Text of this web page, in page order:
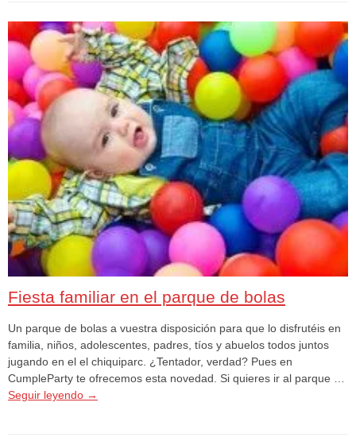
Fiesta familiar en el parque de bolas
Un parque de bolas a vuestra disposición para que lo disfrutéis en
familia, niños, adolescentes, padres, tíos y abuelos todos juntos
jugando en el el chiquiparc. ¿Tentador, verdad? Pues en
CumpleParty te ofrecemos esta novedad. Si quieres ir al parque …
Seguir leyendo →